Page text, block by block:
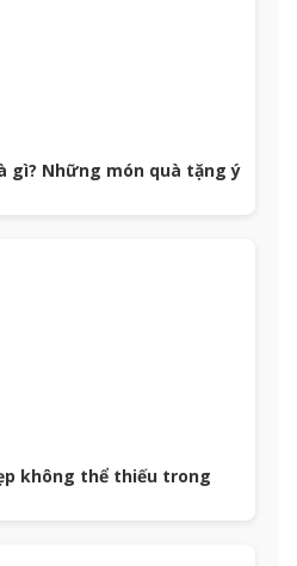
gì? Những món quà tặng ý
không thể thiếu trong